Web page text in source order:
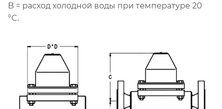
B = расход холодной воды при температуре 20
°C.